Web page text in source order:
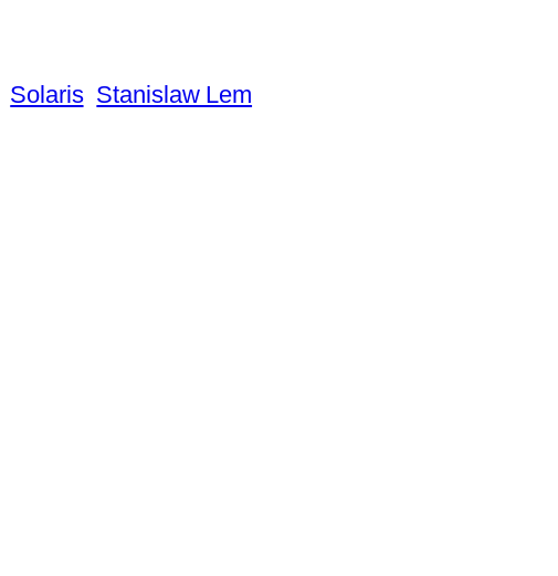
Solaris Stanislaw Lem